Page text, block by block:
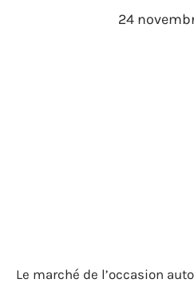
24
Le marché de l’occasion